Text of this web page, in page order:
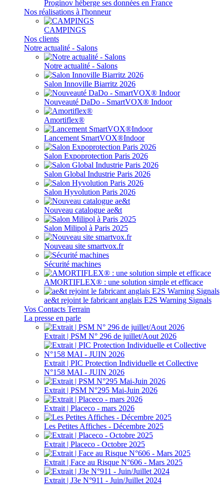
Proginov héberge ses données en France
Nos réalisations à l'honneur
CAMPINGS
Nos clients
Notre actualité - Salons
Notre actualité - Salons
Salon Innoville Biarritz 2026
Nouveauté DaDo - SmartVOX® Indoor
Amortiflex®
Lancement SmartVOX®Indoor
Salon Expoprotection Paris 2026
Salon Global Industrie Paris 2026
Salon Hyvolution Paris 2026
Nouveau catalogue ae&t
Salon Milipol à Paris 2025
Nouveau site smartvox.fr
Sécurité machines
AMORTIFLEX® : une solution simple et efficace
ae&t rejoint le fabricant anglais E2S Warning Signals
Vos Contacts Terrain
La presse en parle
Extrait | PSM N° 296 de juillet/Aout 2026
Extrait | PIC Protection Individuelle et Collective
N°158 MAI - JUIN 2026
Extrait | PSM N°295 Mai-Juin 2026
Extrait | Placeco - mars 2026
Les Petites Affiches - Décembre 2025
Extrait | Placeco - Octobre 2025
Extrait | Face au Risque N°606 - Mars 2025
Extrait | J3e N°911 - Juin/Juillet 2024